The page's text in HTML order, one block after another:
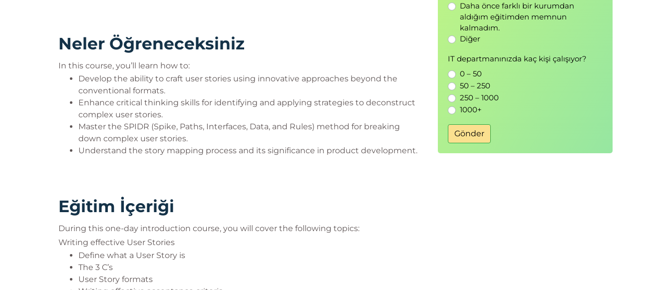
Neler Öğreneceksiniz
In this course, you’ll learn how to:
Develop the ability to craft user stories using innovative approaches beyond the
conventional formats.
Enhance critical thinking skills for identifying and applying strategies to deconstruct
complex user stories.
Master the SPIDR (Spike, Paths, Interfaces, Data, and Rules) method for breaking
down complex user stories.
Understand the story mapping process and its significance in product development.
Eğitim İçeriği
During this one-day introduction course, you will cover the following topics:
Writing effective User Stories
Define what a User Story is
The 3 C’s
User Story formats
Daha önce farklı bir kurumdan
aldığım eğitimden memnun
kalmadım.
Diğer
IT departmanınızda kaç kişi çalışıyor?
0 – 50
50 – 250
250 – 1000
1000+
Gönder